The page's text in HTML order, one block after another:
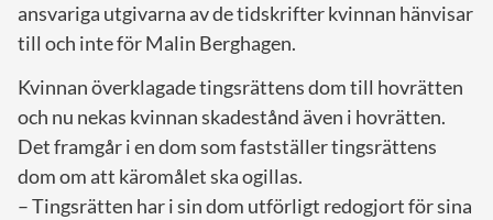
ansvariga utgivarna av de tidskrifter kvinnan hänvisar
till och inte för Malin Berghagen.
Kvinnan överklagade tingsrättens dom till hovrätten
och nu nekas kvinnan skadestånd även i hovrätten.
Det framgår i en dom som fastställer tingsrättens
dom om att käromålet ska ogillas.
– Tingsrätten har i sin dom utförligt redogjort för sina